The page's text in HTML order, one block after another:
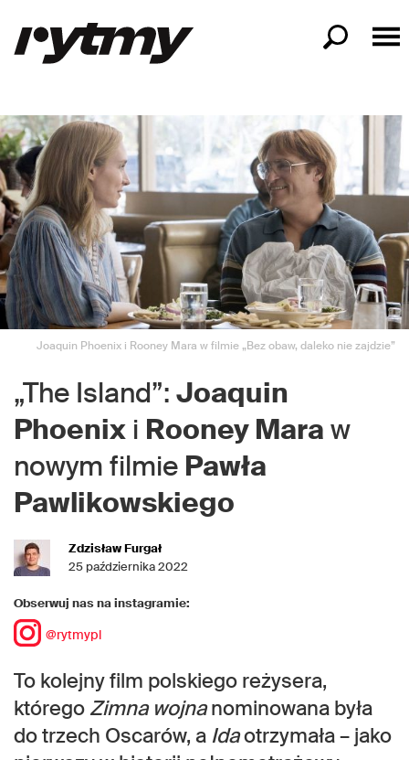
Joaquin Phoenix i Rooney Mara w filmie „Bez obaw, daleko nie zajdzie”
„The Island”: Joaquin
Phoenix i Rooney Mara w
nowym filmie Pawła
Pawlikowskiego
Zdzisław Furgał
25 października 2022
Obserwuj nas na instagramie:
@rytmypl
To kolejny film polskiego reżysera,
którego Zimna wojnanominowana była
do trzech Oscarów, a Idaotrzymała – jako